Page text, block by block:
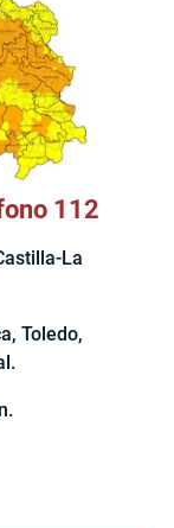
112
La
Toledo,